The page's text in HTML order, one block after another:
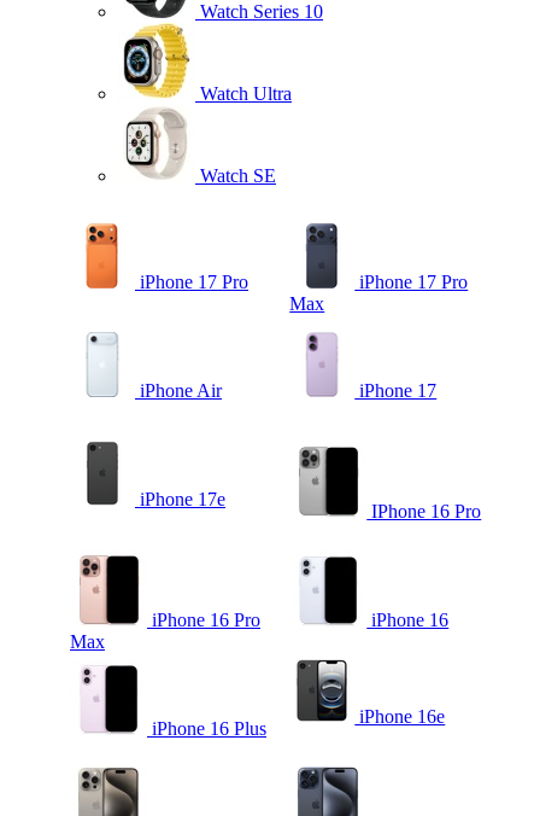
Watch Series 10
Watch Ultra
Watch SE
iPhone 17 Pro
iPhone 17 Pro
Max
iPhone Air iPhone 17
iPhone 17e
IPhone 16 Pro
iPhone 16 Pro
Max
iPhone 16
iPhone 16 Plus
iPhone 16e